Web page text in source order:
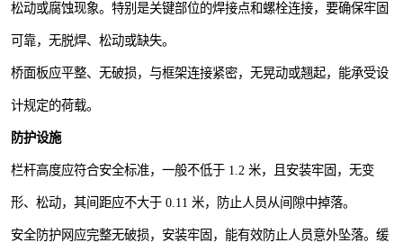
松动或腐蚀现象。特别是关键部位的焊接点和螺栓连接，要确保牢固
可靠，无脱焊、松动或缺失。
桥面板应平整、无破损，与框架连接紧密，无晃动或翘起，能承受设
计规定的荷载。
防护设施
栏杆高度应符合安全标准，一般不低于 1.2 米，且安装牢固，无变
形、松动，其间距应不大于 0.11 米，防止人员从间隙中掉落。
安全防护网应完整无破损，安装牢固，能有效防止人员意外坠落。缓
音乐呐喊设备